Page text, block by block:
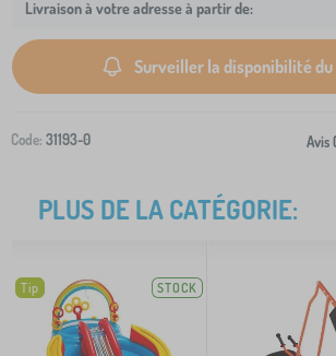
Livraison à votre adresse à partir de:
Surveiller la disponibilité
Code: 31193-0 Avis
PLUS DE LA CATÉGORIE:
Tip STOCK